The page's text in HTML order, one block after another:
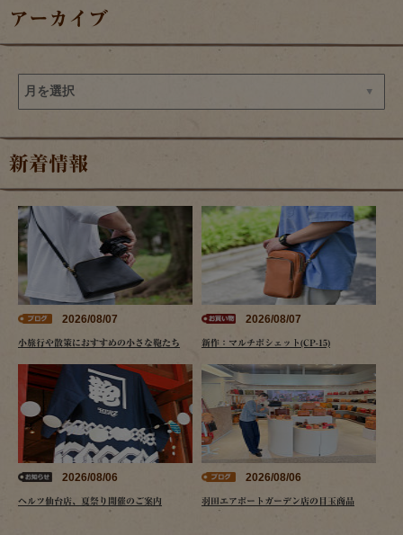
アーカイブ
新着情報
2026/08/07
小旅行や散策におすすめの小さな鞄たち
2026/08/07
新作：マルチポシェット(CP-15)
2026/08/06
ヘルツ仙台店、夏祭り開催のご案内
2026/08/06
羽田エアポートガーデン店の目玉商品